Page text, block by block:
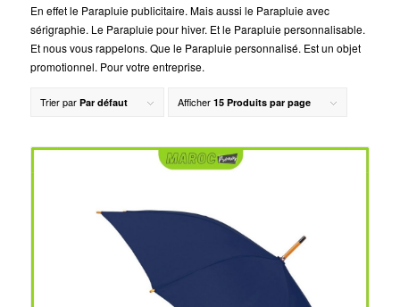
En effet le Parapluie publicitaire. Mais aussi le Parapluie avec
sérigraphie. Le Parapluie pour hiver. Et le Parapluie personnalisable.
Et nous vous rappelons. Que le Parapluie personnalisé. Est un objet
promotionnel. Pour votre entreprise.
Trier par Par défaut Afficher 15 Produits par page